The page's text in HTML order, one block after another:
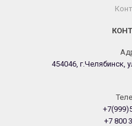
454046, г.Челябинск,
+7 800